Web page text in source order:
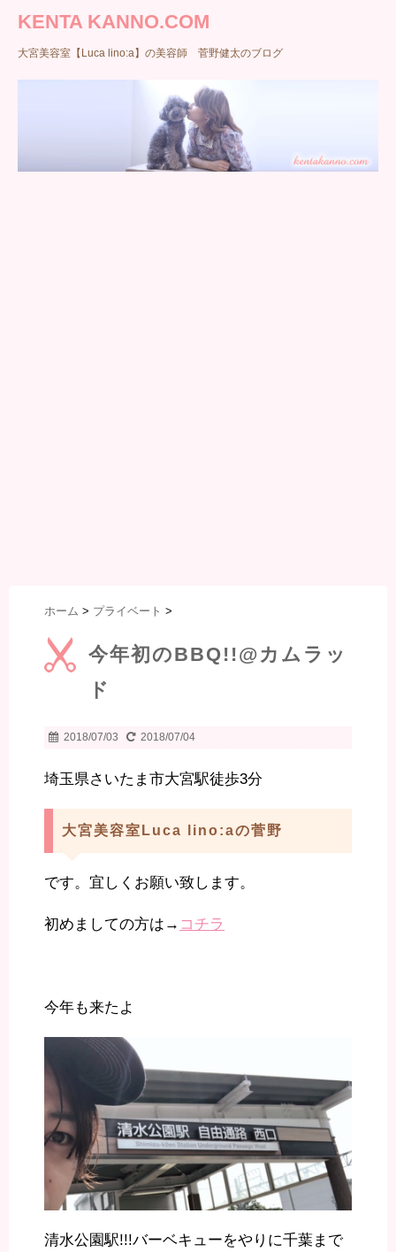
KENTA KANNO.COM
大宮美容室【Luca lino:a】の美容師 菅野健太のブログ
ホーム > プライベート >
今年初のBBQ!!@カムラッ
ド
2018/07/03 2018/07/04
埼玉県さいたま市大宮駅徒歩3分
大宮美容室Luca lino:aの菅野
です。宜しくお願い致します。
初めましての方は→ コチラ
今年も来たよ
清水公園駅!!!バーベキューをやりに千葉まで